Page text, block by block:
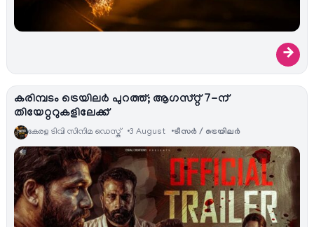
→
കരിമ്പടം ട്രെയിലർ പുറത്ത്; ആഗസ്റ്റ് 7-ന്
തിയേറ്ററുകളിലേക്ക്
കേരള ടിവി സിനിമ ഡെസ്ക് 3 August ടീസര്‍ / ട്രെയിലര്‍